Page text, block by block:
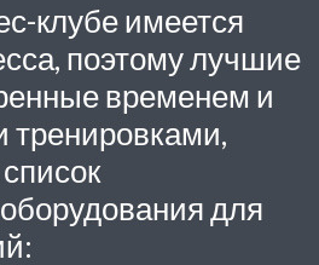
клубе имеется
поэтому лучшие
временем и
тренировками,
для